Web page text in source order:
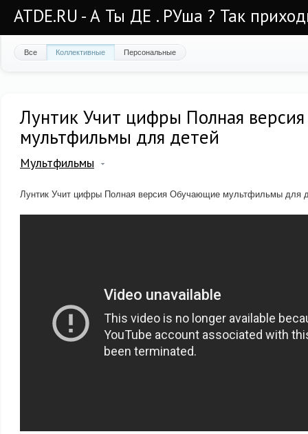
ATDE.RU - А Ты ДЕ . РУша ? Так
Все Коллективные Персональные
Лунтик Учит цифры Полная
мультфильмы для детей
Мультфильмы
Лунтик Учит цифры Полная версия Обучающие мультфильмы для